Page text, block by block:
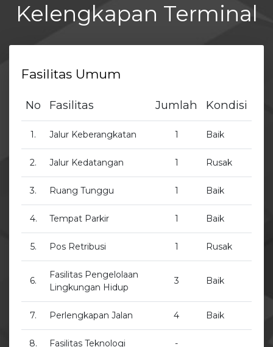
Kelengkapan Terminal
Fasilitas Umum
No Fasilitas Jumlah Kondisi
1. Jalur Keberangkatan 1 Baik
2. Jalur Kedatangan 1 Rusak
3. Ruang Tunggu 1 Baik
4. Tempat Parkir 1 Baik
5. Pos Retribusi 1 Rusak
6.
Fasilitas Pengelolaan
Lingkungan Hidup
3 Baik
7. Perlengkapan Jalan 4 Baik
8. Fasilitas Teknologi -